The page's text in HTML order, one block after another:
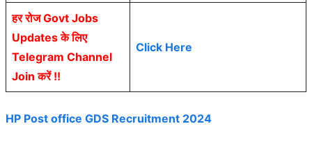
हर रोज Govt Jobs
Updates के लिए
Telegram Channel
Join करें !!
Click Here
HP Post office GDS Recruitment 2024